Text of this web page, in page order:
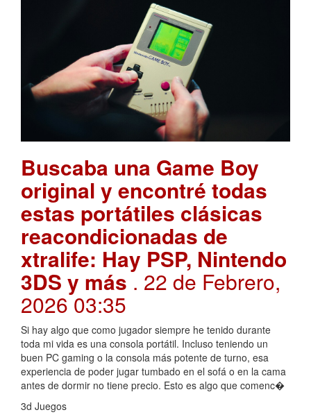
Buscaba una Game Boy
original y encontré todas
estas portátiles clásicas
reacondicionadas de
xtralife: Hay PSP, Nintendo
3DS y más. 22 de Febrero,
2026 03:35
Si hay algo que como jugador siempre he tenido durante
toda mi vida es una consola portátil. Incluso teniendo un
buen PC gaming o la consola más potente de turno, esa
experiencia de poder jugar tumbado en el sofá o en la cama
antes de dormir no tiene precio. Esto es algo que comenc�
3d Juegos